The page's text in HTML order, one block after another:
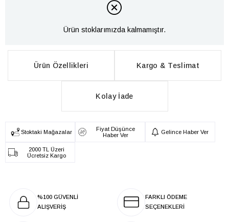
Ürün stoklarımızda kalmamıştır.
Ürün Özellikleri Kargo & Teslimat
Kolay İade
Stoktaki Mağazalar
Fiyat Düşünce
Haber Ver
Gelince Haber Ver
2000 TL Üzeri
Ücretsiz Kargo
%100 GÜVENLİ
ALIŞVERİŞ
FARKLI ÖDEME
SEÇENEKLERİ